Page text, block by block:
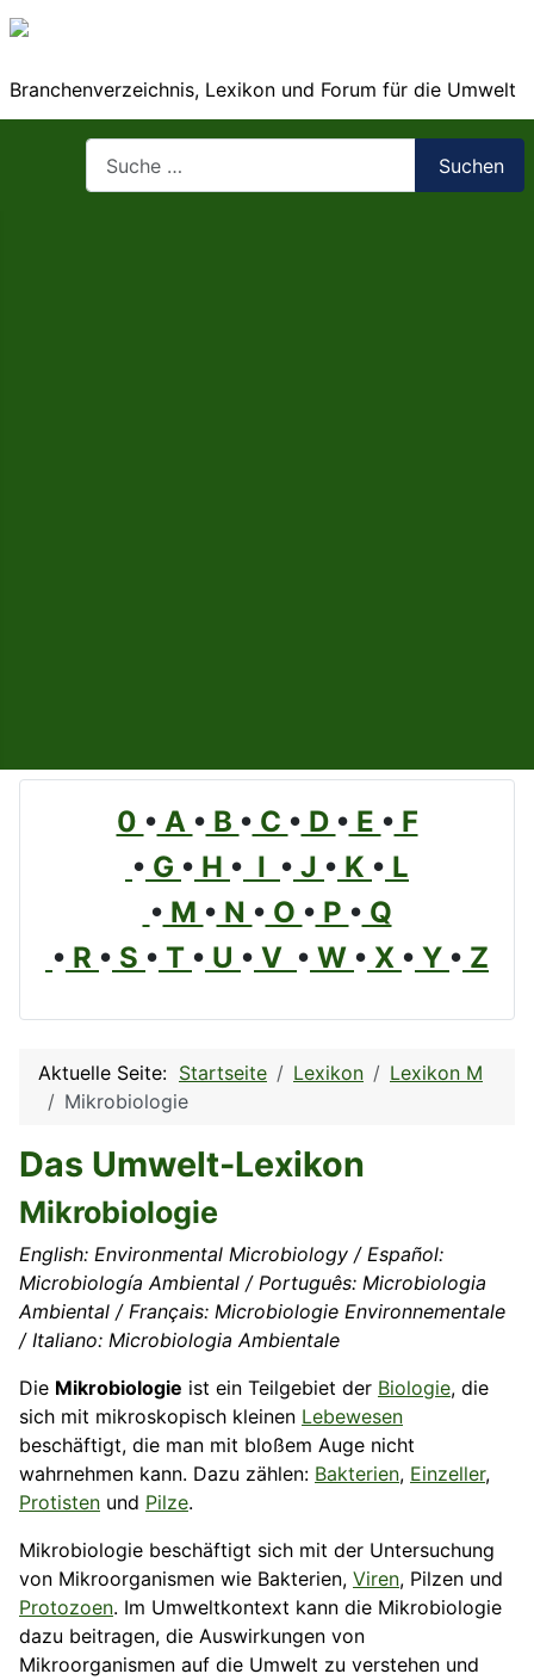
Branchenverzeichnis, Lexikon und Forum für die Umwelt
Suchen
0 • A • B • C • D • E • F
• G • H • I • J • K • L
• M • N • O • P • Q
• R • S • T • U • V • W • X • Y • Z
Aktuelle Seite: Startseite Lexikon
Lexikon M
Mikrobiologie
Das Umwelt-Lexikon
Mikrobiologie
English: Environmental Microbiology / Español:
Microbiología Ambiental / Português: Microbiologia
Ambiental / Français: Microbiologie Environnementale
/ Italiano: Microbiologia Ambientale
Die Mikrobiologie ist ein Teilgebiet der Biologie, die
sich mit mikroskopisch kleinen Lebewesen
beschäftigt, die man mit bloßem Auge nicht
wahrnehmen kann. Dazu zählen: Bakterien, Einzeller,
Protisten und Pilze.
Mikrobiologie beschäftigt sich mit der Untersuchung
von Mikroorganismen wie Bakterien, Viren, Pilzen und
Protozoen. Im Umweltkontext kann die Mikrobiologie
dazu beitragen, die Auswirkungen von
Mikroorganismen auf die Umwelt zu verstehen und